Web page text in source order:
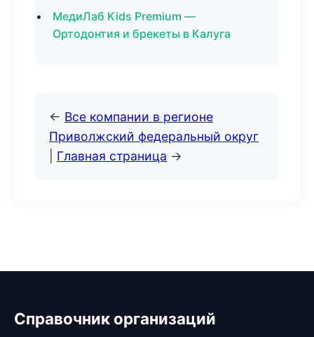
МедиЛаб Kids Premium —
Ортодонтия и брекеты в Калуга
← Все компании в регионе
Приволжский федеральный округ
Главная страница →
Справочник организаций